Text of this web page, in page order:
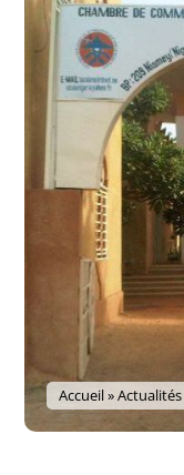
Accueil»Actualités